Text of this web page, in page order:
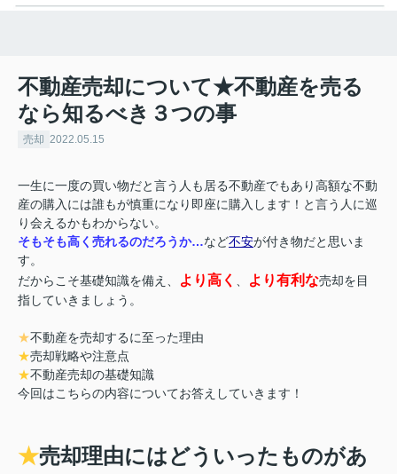
不動産売却について★不動産を売る
なら知るべき３つの事
売却 2022.05.15
一生に一度の買い物だと言う人も居る不動産でもあり高額な不動
産の購入には誰もが慎重になり即座に購入します！と言う人に巡
り会えるかもわからない。
そもそも高く売れるのだろうか…など不安が付き物だと思いま
す。
だからこそ基礎知識を備え、
より高く より有利な売却を目
指していきましょう。
★不動産を売却するに至った理由
★売却戦略や注意点
★不動産売却の基礎知識
今回はこちらの内容についてお答えしていきます！
★売却理由にはどういったものがあ